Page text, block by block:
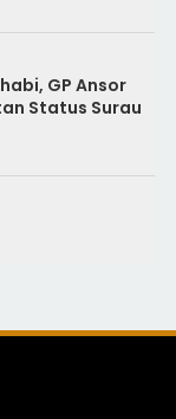
GP Ansor
Status Surau